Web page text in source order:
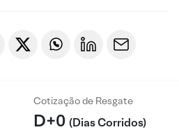
Cotização de Resgate
D+0 (Dias Corridos)